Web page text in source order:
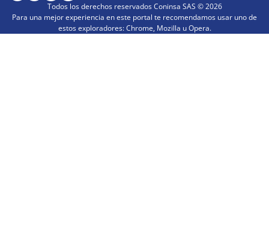
Todos los derechos reservados Coninsa SAS ©2026
Para una mejor experiencia en este portal te recomendamos usar uno de
estos exploradores: Chrome, Mozilla u Opera.